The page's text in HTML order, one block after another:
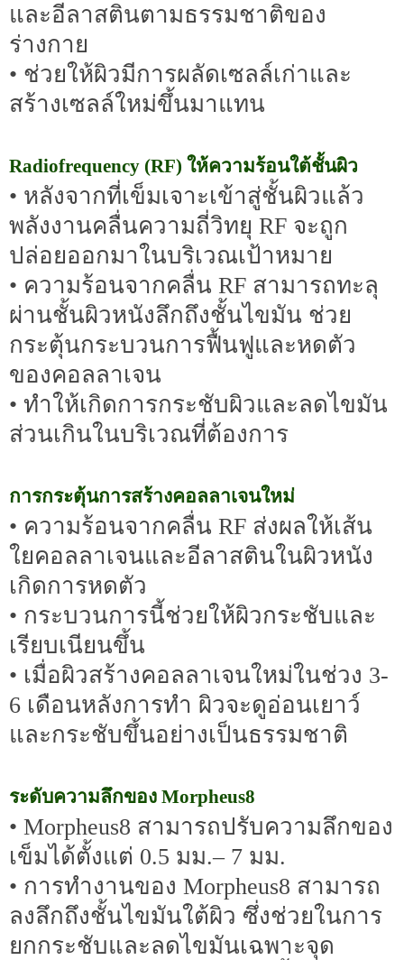
และอีลาสตินตามธรรมชาติของ
ร่างกาย
• ช่วยให้ผิวมีการผลัดเซลล์เก่าและ
สร้างเซลล์ใหม่ขึ้นมาแทน
Radiofrequency (RF) ให้ความร้อนใต้ชั้นผิว
• หลังจากที่เข็มเจาะเข้าสู่ชั้นผิวแล้ว
พลังงานคลื่นความถี่วิทยุ RF จะถูก
ปล่อยออกมาในบริเวณเป้าหมาย
• ความร้อนจากคลื่น RF สามารถทะลุ
ผ่านชั้นผิวหนังลึกถึงชั้นไขมัน ช่วย
กระตุ้นกระบวนการฟื้นฟูและหดตัว
ของคอลลาเจน
• ทำให้เกิดการกระชับผิวและลดไขมัน
ส่วนเกินในบริเวณที่ต้องการ
การกระตุ้นการสร้างคอลลาเจนใหม่
• ความร้อนจากคลื่น RF ส่งผลให้เส้น
ใยคอลลาเจนและอีลาสตินในผิวหนัง
เกิดการหดตัว
• กระบวนการนี้ช่วยให้ผิวกระชับและ
เรียบเนียนขึ้น
• เมื่อผิวสร้างคอลลาเจนใหม่ในช่วง 3-
6 เดือนหลังการทำ ผิวจะดูอ่อนเยาว์
และกระชับขึ้นอย่างเป็นธรรมชาติ
ระดับความลึกของ Morpheus8
• Morpheus8 สามารถปรับความลึกของ
เข็มได้ตั้งแต่ 0.5 มม.– 7 มม.
• การทำงานของ Morpheus8 สามารถ
ลงลึกถึงชั้นไขมันใต้ผิว ซึ่งช่วยในการ
ยกกระชับและลดไขมันเฉพาะจุด